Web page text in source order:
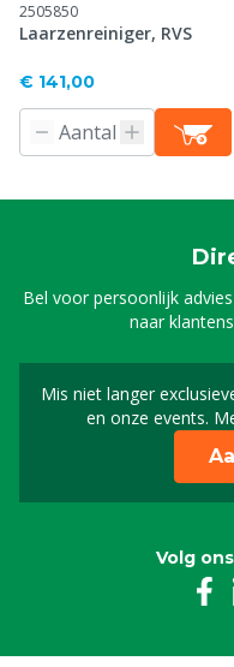
2505850
Laarzenreiniger, RVS
€ 141,00
Bel voor persoonlijk
naar
Mis niet langer
en onze events.
Volg